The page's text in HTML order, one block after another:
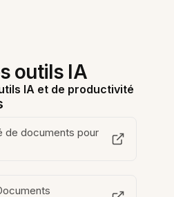
outils IA
IA et de productivité
de documents pour